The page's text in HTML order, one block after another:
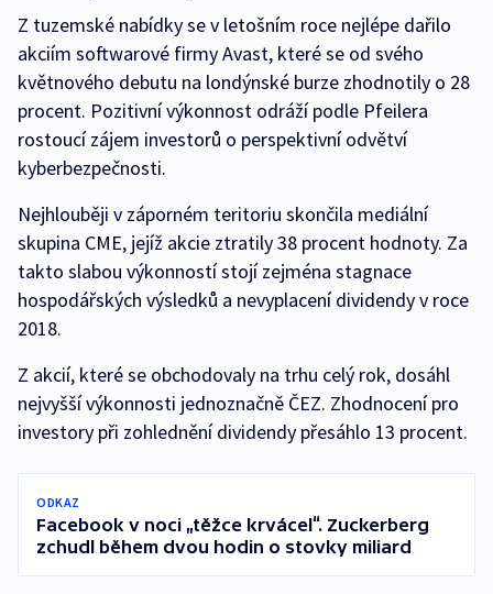
Z tuzemské nabídky se v letošním roce nejlépe dařilo
akciím softwarové firmy Avast, které se od svého
květnového debutu na londýnské burze zhodnotily o 28
procent. Pozitivní výkonnost odráží podle Pfeilera
rostoucí zájem investorů o perspektivní odvětví
kyberbezpečnosti.
Nejhlouběji v záporném teritoriu skončila mediální
skupina CME, jejíž akcie ztratily 38 procent hodnoty. Za
takto slabou výkonností stojí zejména stagnace
hospodářských výsledků a nevyplacení dividendy v roce
2018.
Z akcií, které se obchodovaly na trhu celý rok, dosáhl
nejvyšší výkonnosti jednoznačně ČEZ. Zhodnocení pro
investory při zohlednění dividendy přesáhlo 13 procent.
ODKAZ
Facebook v noci „těžce krvácel“. Zuckerberg
zchudl během dvou hodin o stovky miliard